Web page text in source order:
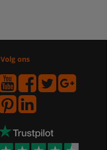
Volg ons